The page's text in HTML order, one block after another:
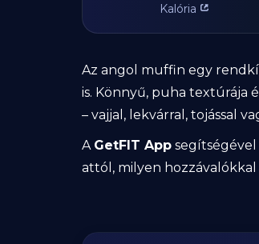
Kalória
Az angol muffin egy
is. Könnyű, puha textúrája
– vajjal, lekvárral, tojással
A GetFIT App
attól, milyen